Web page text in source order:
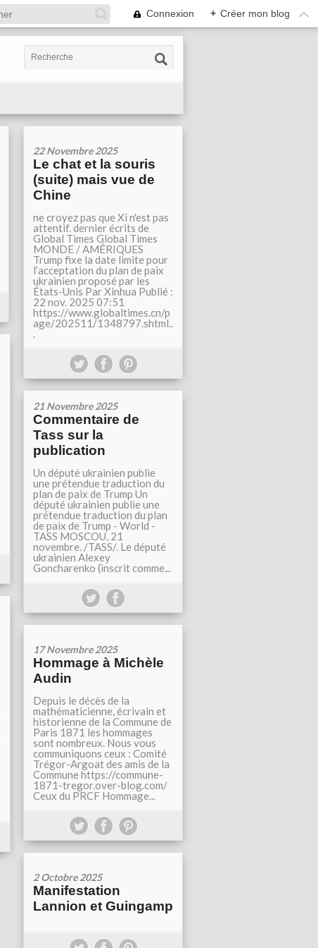
Connexion + Créer mon blog
22 Novembre 2025
Le chat et la souris
(suite) mais vue de
Chine
ne croyez pas que Xi n'est pas
attentif. dernier écrits de
Global Times Global Times
MONDE / AMÉRIQUES
Trump fixe la date limite pour
l’acceptation du plan de paix
ukrainien proposé par les
États-Unis Par Xinhua Publié :
22 nov. 2025 07:51
https://www.globaltimes.cn/p
age/202511/1348797.shtml..
.
21 Novembre 2025
Commentaire de
Tass sur la
publication
Un député ukrainien publie
une prétendue traduction du
plan de paix de Trump Un
député ukrainien publie une
prétendue traduction du plan
de paix de Trump - World -
TASS MOSCOU, 21
novembre. /TASS/. Le député
ukrainien Alexey
Goncharenko (inscrit comme...
17 Novembre 2025
Hommage à Michèle
Audin
Depuis le décès de la
mathématicienne, écrivain et
historienne de la Commune de
Paris 1871 les hommages
sont nombreux. Nous vous
communiquons ceux : Comité
Trégor-Argoat des amis de la
Commune https://commune-
1871-tregor.over-blog.com/
Ceux du PRCF Hommage...
2 Octobre 2025
Manifestation
Lannion et Guingamp